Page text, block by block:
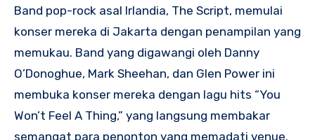
Band pop-rock asal Irlandia, The Script, memulai
konser mereka di Jakarta dengan penampilan yang
memukau. Band yang digawangi oleh Danny
O’Donoghue, Mark Sheehan, dan Glen Power ini
membuka konser mereka dengan lagu hits “You
Won’t Feel A Thing,” yang langsung membakar
semangat para penonton yang memadati venue.